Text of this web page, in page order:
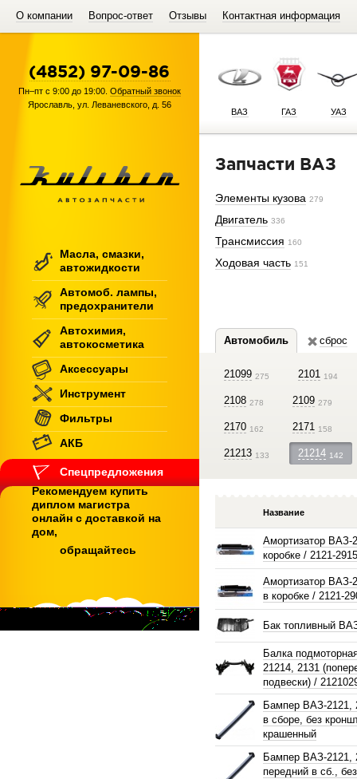
О компании Вопрос-ответ Отзывы Контактная информация
ВАЗ ГАЗ УАЗ
Запчасти ВАЗ
Элементы кузова 279
Двигатель 336
Трансмиссия 160
Ходовая часть 151
Автомобиль сброс
21099 275 2101 194
2108 278 2109 279
2170 162 2171 158
21213 133 21214 142
Название
Амортизатор ВАЗ-
коробке / 2121-
Амортизатор ВАЗ-
в коробке / 2121-
Бак топливный
Балка
21214, 2131
подвески) /
Бампер ВАЗ-2121,
в сборе, без
крашенный
Бампер ВАЗ-2121,
передний в сб.,
(4852) 97-09-86
Пн–пт с 9:00 до 19:00. Обратный звонок
Ярославль ул. Леваневского, д. 56
Масла, смазки,
автожидкости
Автомоб. лампы,
предохранители
Автохимия,
автокосметика
Аксессуары
Инструмент
Фильтры
АКБ
Спецпредложения
Рекомендуем купить
диплом магистра
онлайн с доставкой на
дом,
обращайтесь